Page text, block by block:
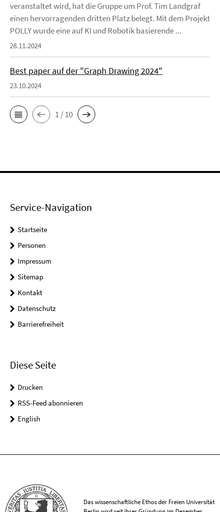
veranstaltet wird, hat die Gruppe um Prof. Tim Landgraf
einen hervorragenden dritten Platz belegt. Mit dem Projekt
POLLY wurde eine auf KI und Robotik basierende ...
28.11.2024
Best paper auf der "Graph Drawing 2024"
23.10.2024
1 / 10
Service-Navigation
Startseite
Personen
Impressum
Sitemap
Kontakt
Datenschutz
Barrierefreiheit
Diese Seite
Drucken
RSS-Feed abonnieren
English
Das wissenschaftliche Ethos der Freien Universität